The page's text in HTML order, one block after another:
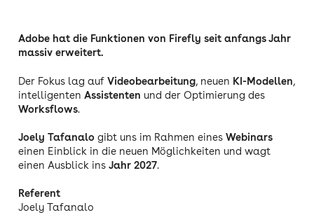
Adobe hat die Funktionen von Firefly seit anfangs Jahr
massiv erweitert.
Der Fokus lag aufVideobearbeitung, neuen KI-Modellen,
intelligentenAssistenten und der Optimierung des
Worksflows.
Joely Tafanalo gibt uns im Rahmen einesWebinars
einen Einblick in die neuen Möglichkeiten und wagt
einen Ausblick insJahr 2027.
Referent
Joely Tafanalo